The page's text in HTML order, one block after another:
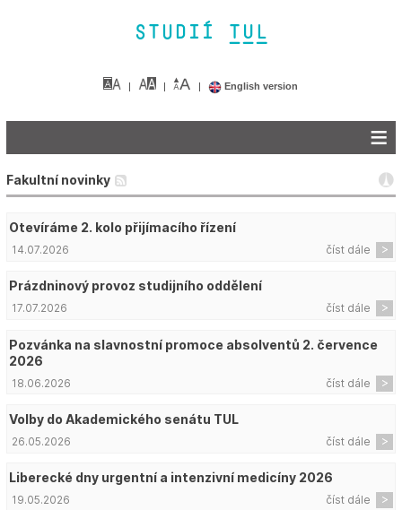
studií TUL&
English version
Fakultní novinky
Otevíráme 2. kolo přijímacího řízení
číst dále
14.07.2026
Prázdninový provoz studijního oddělení
číst dále
17.07.2026
Pozvánka na slavnostní promoce absolventů 2. července
2026
číst dále
18.06.2026
Volby do Akademického senátu TUL
číst dále
26.05.2026
Liberecké dny urgentní a intenzivní medicíny 2026
číst dále
19.05.2026